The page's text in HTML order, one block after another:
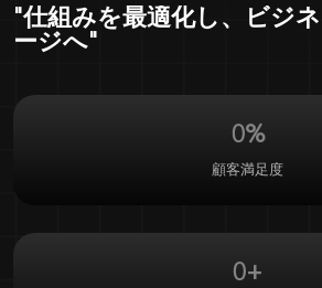
"仕組みを最適化し、ビジ
ージへ"
0%
顧客満足度
0+